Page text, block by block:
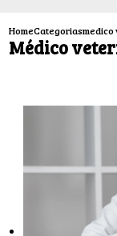
HomeCategoriasmedico
Médico